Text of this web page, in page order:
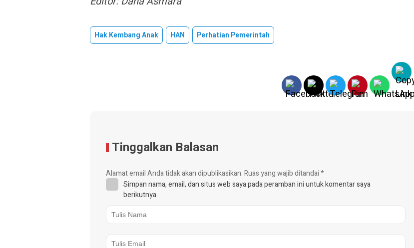
Hak Kembang Anak HAN Perhatian Pemerintah
Tinggalkan Balasan
Alamat email Anda tidak akan dipublikasikan.Ruas yang wajib ditandai*
Simpan nama, email, dan situs web saya pada peramban ini untuk komentar saya
berikutnya.